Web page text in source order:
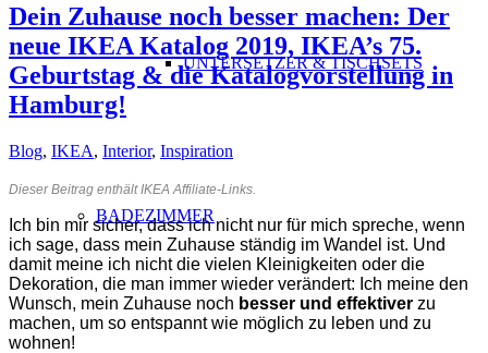
UNTERSETZER & TISCHSETS
BADEZIMMER
Dein Zuhause noch besser machen: Der
neue IKEA Katalog 2019, IKEA’s 75.
Geburtstag & die Katalogvorstellung in
Hamburg!
Blog, IKEA, Interior, Inspiration
Dieser Beitrag enthält IKEA Affiliate-Links.
Ich bin mir sicher, dass ich nicht nur für mich spreche, wenn
ich sage, dass mein Zuhause ständig im Wandel ist. Und
damit meine ich nicht die vielen Kleinigkeiten oder die
Dekoration, die man immer wieder verändert: Ich meine den
Wunsch, mein Zuhause noch besser und effektiver zu
machen, um so entspannt wie möglich zu leben und zu
wohnen!